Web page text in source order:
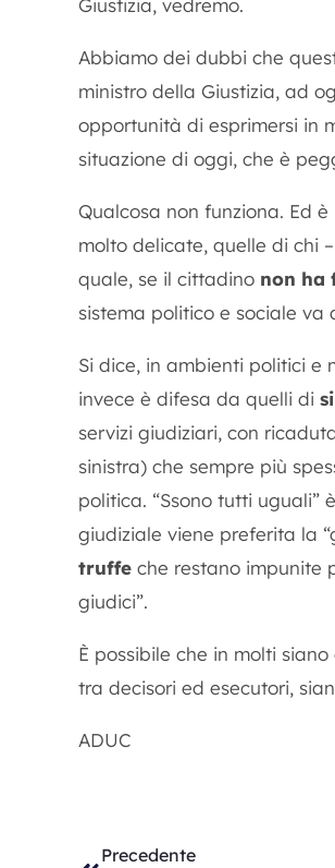
Giustizia, vedremo.
Abbiamo dei dubbi che
ministro della Giustizia, ad
opportunità di esprimersi in
situazione di oggi, che è
Qualcosa non funziona. Ed
molto delicate, quelle di chi
quale, se il cittadino non ha
sistema politico e sociale va
Si dice, in ambienti politici e
invece è difesa da quelli di
servizi giudiziari, con
sinistra) che sempre più
politica. “Ssono tutti uguali”
giudiziale viene preferita la
truffe che restano impunite
giudici”.
È possibile che in molti
tra decisori ed esecutori,
ADUC
Precedente